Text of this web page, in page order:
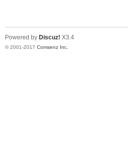
Powered by Discuz! X3.4
© 2001-2017 Comsenz Inc.